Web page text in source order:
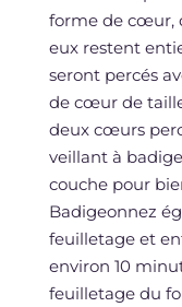
forme de cœur,
eux restent
seront percés
de cœur de
deux cœurs
veillant à
couche pour
Badigeonnez
feuilletage et
environ 10
feuilletage du